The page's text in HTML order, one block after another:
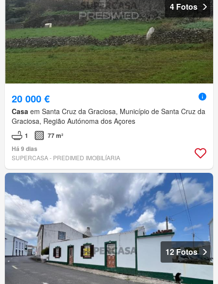
4 Fotos
20 000 €
Casa em Santa Cruz da Graciosa, Município de Santa Cruz da
Graciosa, Região Autónoma dos Açores
1
77 m²
Há 9 dias
SUPERCASA - PREDIMED IMOBILÍARIA
12 Fotos